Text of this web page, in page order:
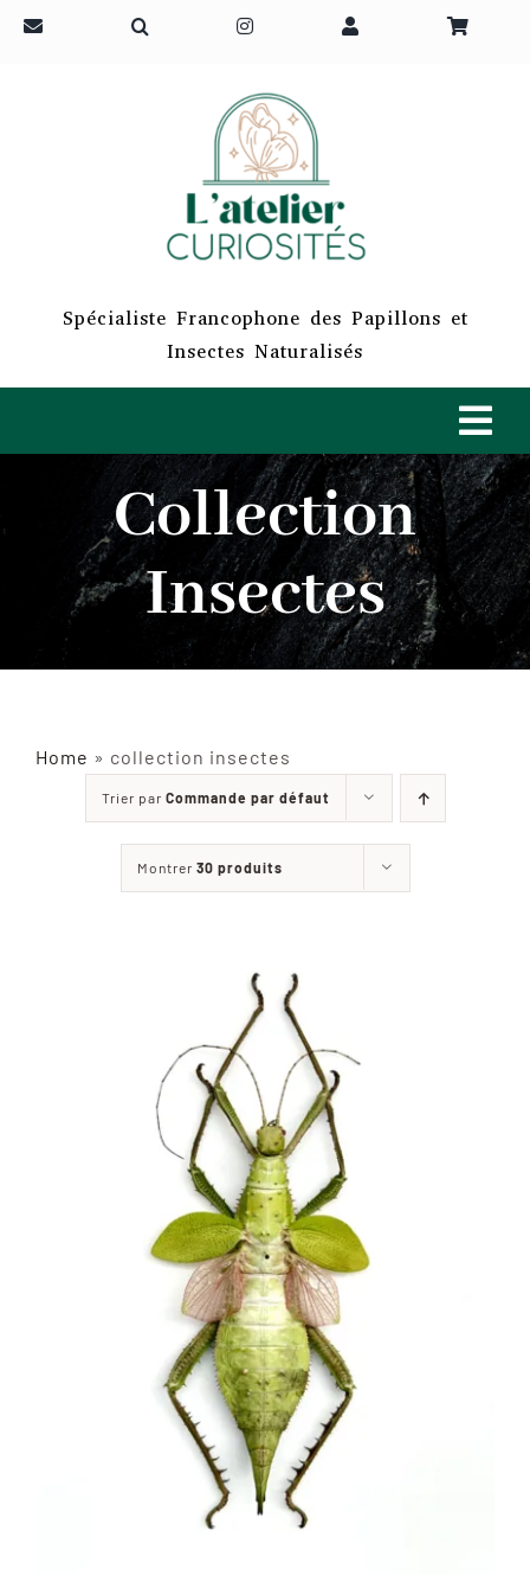
Passer
Spécialiste Francophone des Papillons et
Insectes Naturalisés
INSECTES NATURALISÉS
CURIOSITÉS
Collection
Insectes
Home » collection insectes
Trier par Commande par défaut
Montrer 30 produits